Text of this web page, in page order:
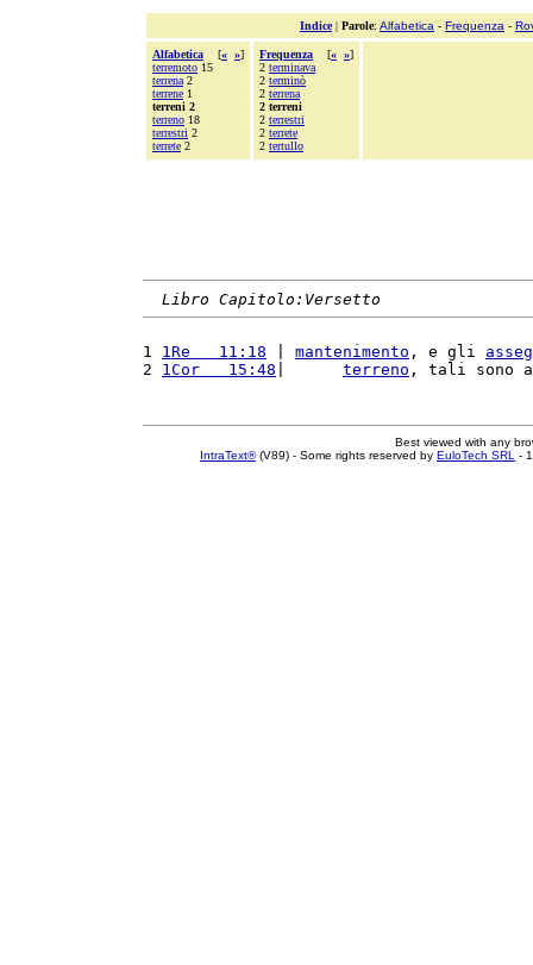
Indice| Parole: Alfabetica - Frequenza -
Alfabetica [« »]
terremoto 15
terrena 2
terrene 1
terreni 2
terreno 18
terrestri 2
terrete 2
Frequenza [« »]
2 terminava
2 terminò
2 terrena
2 terreni
2 terrestri
2 terrete
2 tertullo
Libro Capitolo:Versetto
1 1Re   11:18 mantenimento , e gli
2 1Cor   15:48 terreno , tali sono
Best viewed with any
IntraText®(V89) - Some rights reserved by EuloTech SRL -